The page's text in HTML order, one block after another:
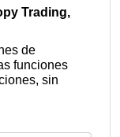
Trading,
de
funciones
sin